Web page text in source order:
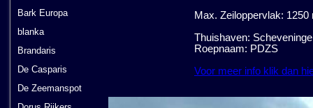
Bark Europa
blanka
Brandaris
De Casparis
De Zeemanspot
Max. Zeiloppervlak: 1250
Thuishaven:
Roepnaam: PDZS
Voor meer info klik dan